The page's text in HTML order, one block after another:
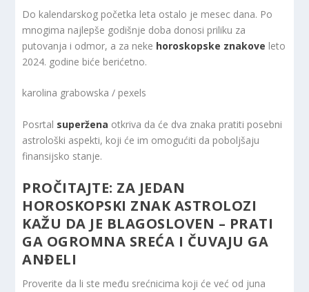
Do kalendarskog početka leta ostalo je mesec dana. Po
mnogima najlepše godišnje doba donosi priliku za
putovanja i odmor, a za neke horoskopske znakove leto
2024. godine biće berićetno.
karolina grabowska / pexels
Posrtal superžena otkriva da će dva znaka pratiti posebni
astrološki aspekti, koji će im omogućiti da poboljšaju
finansijsko stanje.
PROČITAJTE: ZA JEDAN
HOROSKOPSKI ZNAK ASTROLOZI
KAŽU DA JE BLAGOSLOVEN – PRATI
GA OGROMNA SREĆA I ČUVAJU GA
ANĐELI
Proverite da li ste među srećnicima koji će već od juna